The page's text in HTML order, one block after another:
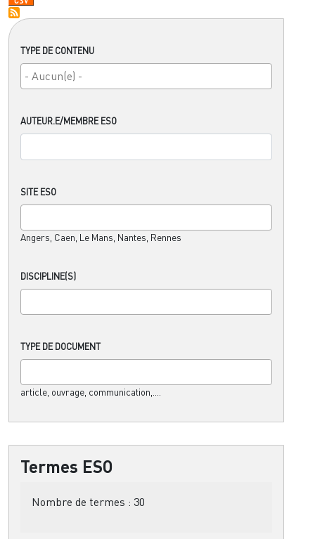
TYPE DE CONTENU
AUTEUR.E/MEMBRE ESO
SITE ESO
Angers, Caen, Le Mans, Nantes, Rennes
DISCIPLINE(S)
TYPE DE DOCUMENT
article, ouvrage, communication,....
Termes ESO
Nombre de termes : 30